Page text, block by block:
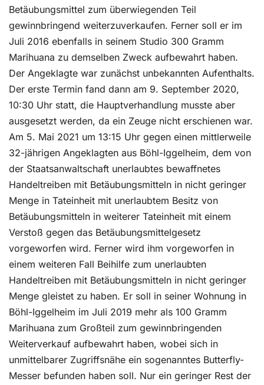
Betäubungsmittel zum überwiegenden Teil
gewinnbringend weiterzuverkaufen. Ferner soll er im
Juli 2016 ebenfalls in seinem Studio 300 Gramm
Marihuana zu demselben Zweck aufbewahrt haben.
Der Angeklagte war zunächst unbekannten Aufenthalts.
Der erste Termin fand dann am 9. September 2020,
10:30 Uhr statt, die Hauptverhandlung musste aber
ausgesetzt werden, da ein Zeuge nicht erschienen war.
Am 5. Mai 2021 um 13:15 Uhr gegen einen mittlerweile
32-jährigen Angeklagten aus Böhl-Iggelheim, dem von
der Staatsanwaltschaft unerlaubtes bewaffnetes
Handeltreiben mit Betäubungsmitteln in nicht geringer
Menge in Tateinheit mit unerlaubtem Besitz von
Betäubungsmitteln in weiterer Tateinheit mit einem
Verstoß gegen das Betäubungsmittelgesetz
vorgeworfen wird. Ferner wird ihm vorgeworfen in
einem weiteren Fall Beihilfe zum unerlaubten
Handeltreiben mit Betäubungsmitteln in nicht geringer
Menge gleistet zu haben. Er soll in seiner Wohnung in
Böhl-Iggelheim im Juli 2019 mehr als 100 Gramm
Marihuana zum Großteil zum gewinnbringenden
Weiterverkauf aufbewahrt haben, wobei sich in
unmittelbarer Zugriffsnähe ein sogenanntes Butterfly-
Messer befunden haben soll. Nur ein geringer Rest der